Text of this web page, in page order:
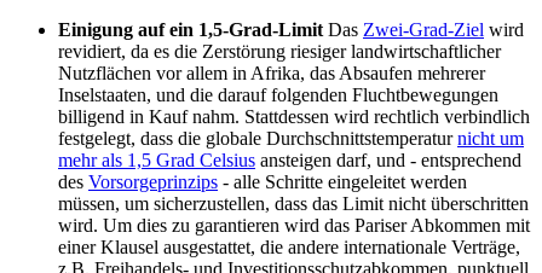
Einigung auf ein 1,5-Grad-Limit Das Zwei-Grad-Ziel wird
revidiert, da es die Zerstörung riesiger landwirtschaftlicher
Nutzflächen vor allem in Afrika, das Absaufen mehrerer
Inselstaaten, und die darauf folgenden Fluchtbewegungen
billigend in Kauf nahm. Stattdessen wird rechtlich verbindlich
festgelegt, dass die globale Durchschnittstemperaturnicht um
mehr als 1,5 Grad Celsius ansteigen darf, und - entsprechend
des Vorsorgeprinzips - alle Schritte eingeleitet werden
müssen, um sicherzustellen, dass das Limit nicht überschritten
wird. Um dies zu garantieren wird das Pariser Abkommen mit
einer Klausel ausgestattet, die andere internationale Verträge,
z.B. Freihandels- und Investitionsschutzabkommen, punktuell